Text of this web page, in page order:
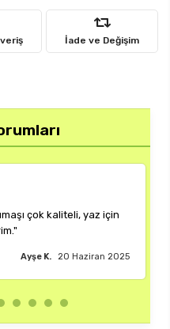
İade ve Değişim
"Rengi ve kalıbı harika. Her